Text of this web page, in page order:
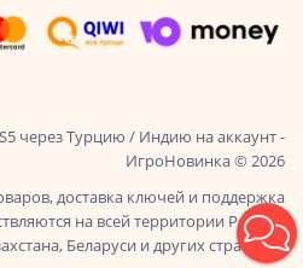
через Турцию / Индию на аккаунт -
ИгроНовинка © 2026
доставка ключей и поддержка
на всей территории России,
Беларуси и других стран СНГ